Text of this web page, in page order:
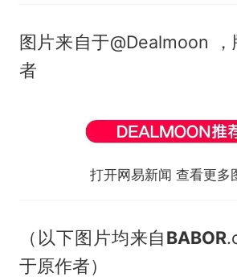
图片来自于@Dealmoon
者
打开网易新闻 查看更多
（以下图片均来自BABOR
于原作者）